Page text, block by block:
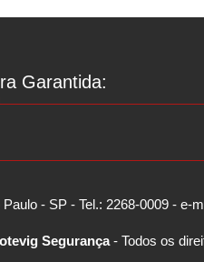
Garantida:
- SP - Tel.: 2268-0009 - e-
Segurança- Todos os